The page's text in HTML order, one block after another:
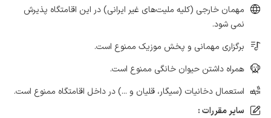
مهمان خارجی (کلیه ملیت‌های غیر ایرانی) در این اقامتگاه پذیرش
نمی شود.
برگزاری مهمانی و پخش موزیک ممنوع است.
همراه داشتن حیوان خانگی ممنوع است.
استعمال دخانیات (سیگار، قلیان و ...) در داخل اقامتگاه ممنوع است.
سایر مقررات :